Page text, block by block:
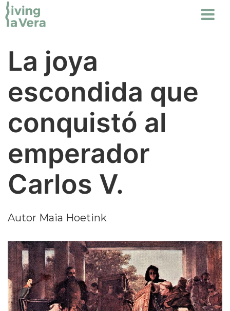
La joya
escondida que
conquistó al
emperador
Carlos V.
Autor Maia Hoetink